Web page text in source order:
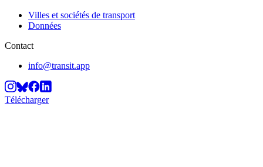
Villes et sociétés de transport
Données
Contact
info@transit.app
Télécharger